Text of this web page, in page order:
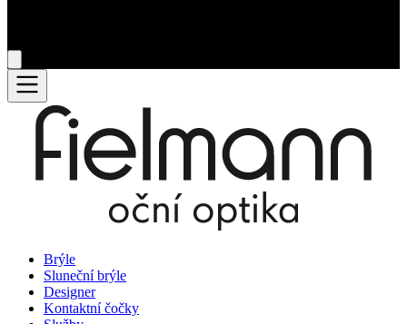
Brýle
Sluneční brýle
Designer
Kontaktní čočky